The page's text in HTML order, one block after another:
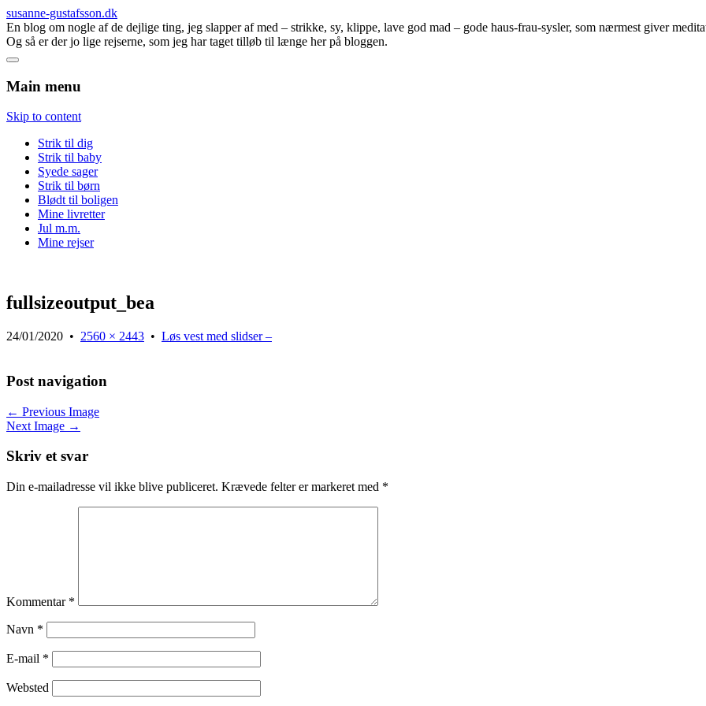
susanne-gustafsson.dk
En blog om nogle af de dejlige ting, jeg slapper af med – strikke, sy, klippe, lave god mad – gode haus-frau-sysler, som nærmest giver
Og så er der jo lige rejserne, som jeg har taget tilløb til længe her på bloggen.
Main menu
Skip to content
Strik til dig
Strik til baby
Syede sager
Strik til børn
Blødt til boligen
Mine livretter
Jul m.m.
Mine rejser
fullsizeoutput_bea
24/01/2020 • 2560 × 2443 • Løs vest med slidser –
Post navigation
← Previous Image
Next Image →
Skriv et svar
Din e-mailadresse vil ikke blive publiceret. Krævede felter er markeret med *
Kommentar *
Navn *
E-mail *
Websted